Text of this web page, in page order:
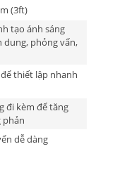
(3ft)
tạo ánh sáng
phỏng vấn,
thiết lập nhanh
đi kèm để tăng
phản
dễ dàng
và các thiết bị